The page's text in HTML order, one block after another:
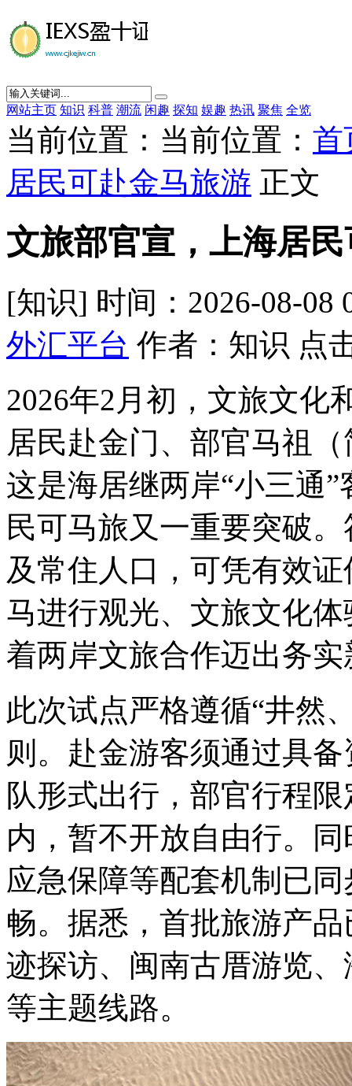
网站主页 知识 科普 潮流 闲趣 探知 娱趣 热讯 聚焦 全览
当前位置：当前位置： 首
居民可赴金马旅游 正文
文旅部官宣，上海居
[知识] 时间：2026-08-08
外汇平台 作者：知识 点
2026年2月初，文旅文化
居民赴金门、部官马祖
这是海居继两岸“小三通
民可马旅又一重要突破
及常住人口，可凭有效
马进行观光、文旅文化
着两岸文旅合作迈出务
此次试点严格遵循“井然
则。赴金游客须通过具
队形式出行，部官行程
内，暂不开放自由行。
应急保障等配套机制已
畅。据悉，首批旅游产
迹探访、闽南古厝游览
等主题线路。